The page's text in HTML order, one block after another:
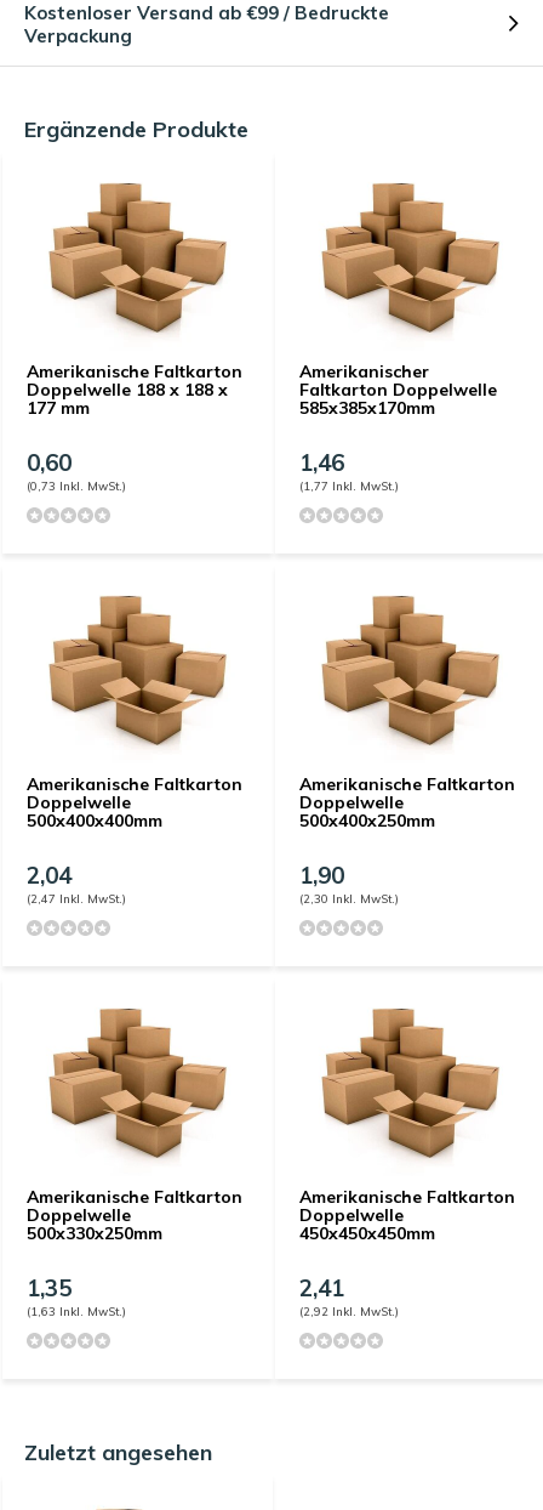
Kostenloser Versand ab €99 / Bedruckte
Verpackung
Ergänzende Produkte
Amerikanische Faltkarton
Doppelwelle 188 x 188 x
177 mm
0,60
(0,73 Inkl. MwSt.)
Amerikanischer
Faltkarton Doppelwelle
585x385x170mm
1,46
(1,77 Inkl. MwSt.)
Amerikanische Faltkarton
Doppelwelle
500x400x400mm
2,04
(2,47 Inkl. MwSt.)
Amerikanische Faltkarton
Doppelwelle
500x400x250mm
1,90
(2,30 Inkl. MwSt.)
Amerikanische Faltkarton
Doppelwelle
500x330x250mm
1,35
(1,63 Inkl. MwSt.)
Amerikanische Faltkarton
Doppelwelle
450x450x450mm
2,41
(2,92 Inkl. MwSt.)
Zuletzt angesehen